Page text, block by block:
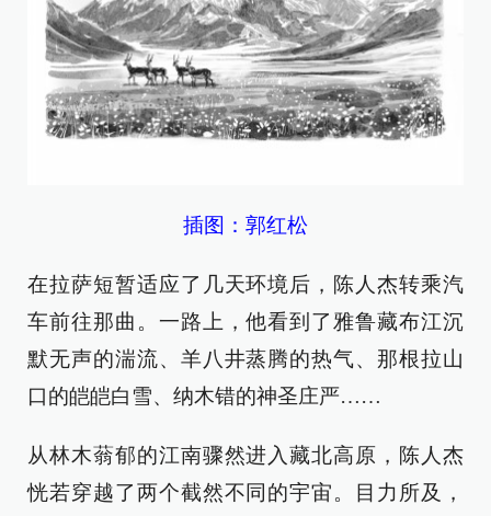
插图：郭红松
在拉萨短暂适应了几天环境后，陈人杰转乘汽
车前往那曲。一路上，他看到了雅鲁藏布江沉
默无声的湍流、羊八井蒸腾的热气、那根拉山
口的皑皑白雪、纳木错的神圣庄严……
从林木蓊郁的江南骤然进入藏北高原，陈人杰
恍若穿越了两个截然不同的宇宙。目力所及，